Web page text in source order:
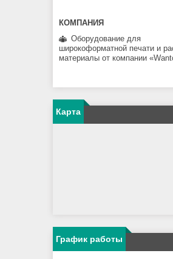
Оборудование для
широкоформатной печати и
материалы от компании
Карта
График работы